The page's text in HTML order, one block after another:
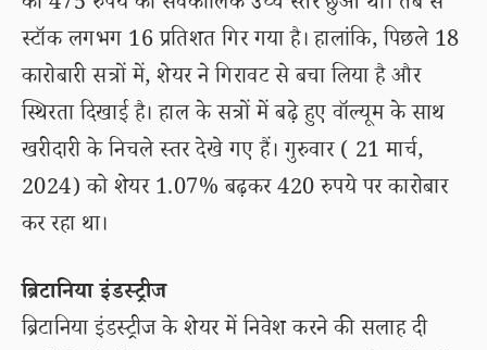
स्टॉक लगभग 16 प्रतिशत गिर गया है। हालांकि, पिछले 18
कारोबारी सत्रों में, शेयर ने गिरावट से बचा लिया है और
स्थिरता दिखाई है। हाल के सत्रों में बढ़े हुए वॉल्यूम के साथ
खरीदारी के निचले स्तर देखे गए हैं। गुरुवार ( 21 मार्च,
2024) को शेयर 1.07% बढ़कर 420 रुपये पर कारोबार
कर रहा था।
ब्रिटानिया इंडस्ट्रीज
ब्रिटानिया इंडस्ट्रीज के शेयर में निवेश करने की सलाह दी